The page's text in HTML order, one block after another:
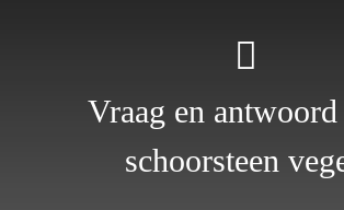
Vraag en
schoorsteen